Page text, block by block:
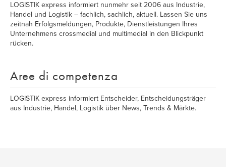
LOGISTIK express informiert nunmehr seit 2006 aus Industrie,
Handel und Logistik – fachlich, sachlich, aktuell. Lassen Sie uns
zeitnah Erfolgsmeldungen, Produkte, Dienstleistungen Ihres
Unternehmens crossmedial und multimedial in den Blickpunkt
rücken.
Aree di competenza
LOGISTIK express informiert Entscheider, Entscheidungsträger
aus Industrie, Handel, Logistik über News, Trends & Märkte.